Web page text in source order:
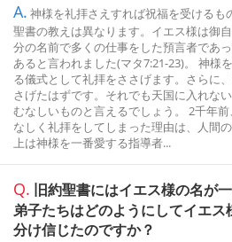
A. 神様を礼拝さえすれば祝福を受けるも
聖書の教えは異なります。イエス様は御
分の名前で多くの仕事をした預言者であ
あると言われました(マタ7:21-23)。 神様
る儀式として礼拝をささげます。さらに
さげたはずです。それでも天国に入れな
むなしいものと言えるでしょう。 2千年
なしく礼拝をしてしまった理由は、人間
上は神様を一番愛する指導者...
Q. 旧約聖書にはイエス様の名が
弟子たちはどのようにしてイエ
分け信じたのですか？